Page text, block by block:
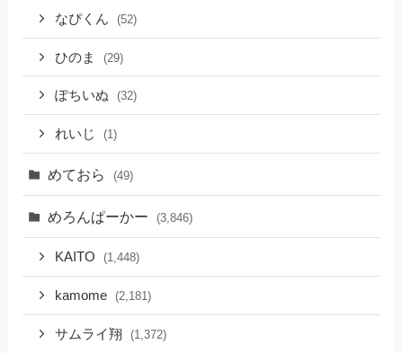
なぴくん (52)
ひのま (29)
ぽちいぬ (32)
れいじ (1)
めておら (49)
めろんぱーかー (3,846)
KAITO (1,448)
kamome (2,181)
サムライ翔 (1,372)